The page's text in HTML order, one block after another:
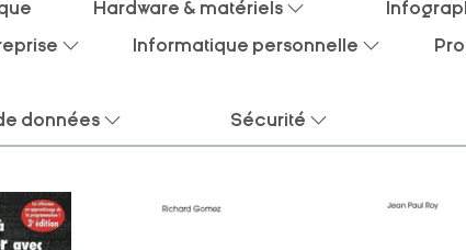
Hardware & matériels
Informatique personnelle
données
Sécurité